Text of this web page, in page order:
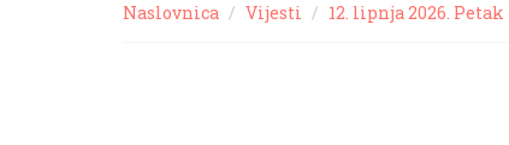
Naslovnica Vijesti 12. lipnja 2026. Petak